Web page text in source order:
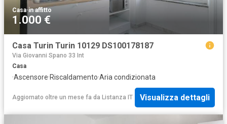
Casa·in affitto
1.000 €
Casa Turin Turin 10129 DS100178187
Via Giovanni Spano 33 Int
Casa
·Ascensore·Riscaldamento·Aria condizionata
Aggiornato oltre un mese fa da Listanza IT Visualizza dettagli